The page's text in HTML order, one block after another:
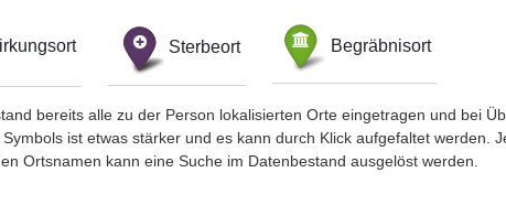
Sterbeort Begräbnisort
bereits alle zu der Person lokalisierten Orte eingetragen und bei
ist etwas stärker und es kann durch Klick aufgefaltet werden.
Ortsnamen kann eine Suche im Datenbestand ausgelöst werden.